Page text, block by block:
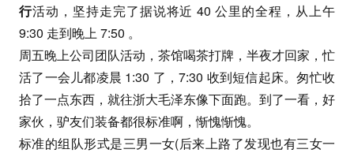
行活动，坚持走完了据说将近 40 公里的全程，从上午
9:30 走到晚上 7:50 。
周五晚上公司团队活动，茶馆喝茶打牌，半夜才回家，忙
活了一会儿都凌晨 1:30 了，7:30 收到短信起床。匆忙收
拾了一点东西，就往浙大毛泽东像下面跑。到了一看，好
家伙，驴友们装备都很标准啊，惭愧惭愧。
标准的组队形式是三男一女(后来上路了发现也有三女一